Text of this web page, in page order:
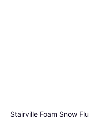
Stairville Foam Snow